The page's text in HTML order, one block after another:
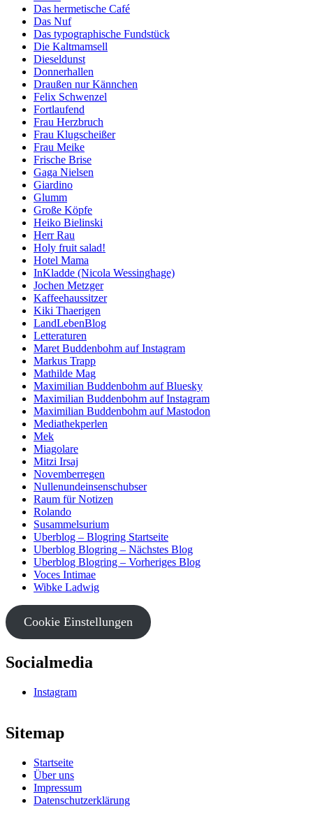
Das hermetische Café
Das Nuf
Das typographische Fundstück
Die Kaltmamsell
Dieseldunst
Donnerhallen
Draußen nur Kännchen
Felix Schwenzel
Fortlaufend
Frau Herzbruch
Frau Klugscheißer
Frau Meike
Frische Brise
Gaga Nielsen
Giardino
Glumm
Große Köpfe
Heiko Bielinski
Herr Rau
Holy fruit salad!
Hotel Mama
InKladde (Nicola Wessinghage)
Jochen Metzger
Kaffeehaussitzer
Kiki Thaerigen
LandLebenBlog
Letteraturen
Maret Buddenbohm auf Instagram
Markus Trapp
Mathilde Mag
Maximilian Buddenbohm auf Bluesky
Maximilian Buddenbohm auf Instagram
Maximilian Buddenbohm auf Mastodon
Mediathekperlen
Mek
Miagolare
Mitzi Irsaj
Novemberregen
Nullenundeinsenschubser
Raum für Notizen
Rolando
Susammelsurium
Uberblog – Blogring Startseite
Uberblog Blogring – Nächstes Blog
Uberblog Blogring – Vorheriges Blog
Voces Intimae
Wibke Ladwig
Cookie Einstellungen
Socialmedia
Instagram
Sitemap
Startseite
Über uns
Impressum
Datenschutzerklärung